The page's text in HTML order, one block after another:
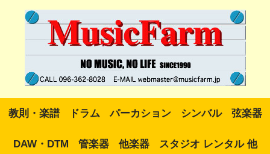
教則・楽譜 ドラム パーカション シンバル 弦楽器
DAW・DTM 管楽器 他楽器 スタジオ レンタル 他